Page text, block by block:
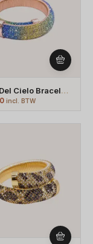
Cielo Bracelet
Bracelet –
incl. BTW